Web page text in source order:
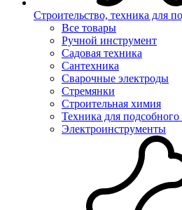
Строительство, техника для
Все товары
Ручной инструмент
Садовая техника
Сантехника
Сварочные электроды
Стремянки
Строительная химия
Техника для подсобного
Электроинструменты